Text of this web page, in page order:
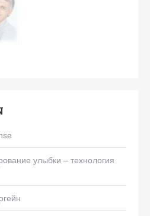
улыбки – технология